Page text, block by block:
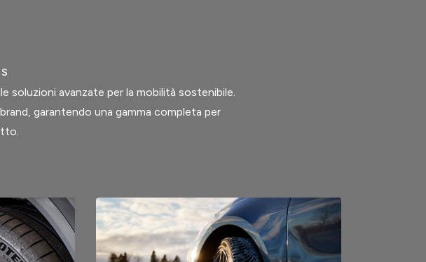
soluzioni avanzate per la mobilità sostenibile.
garantendo una gamma completa per